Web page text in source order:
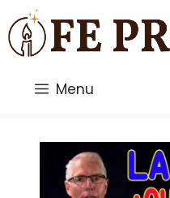
Saltar
al
contenido
Menu